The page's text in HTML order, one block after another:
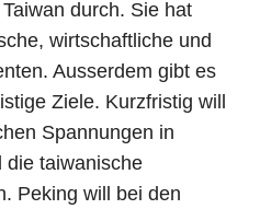
durch. Sie hat
wirtschaftliche und
Ausserdem gibt es
Ziele. Kurzfristig will
Spannungen in
die taiwanische
Peking will bei den